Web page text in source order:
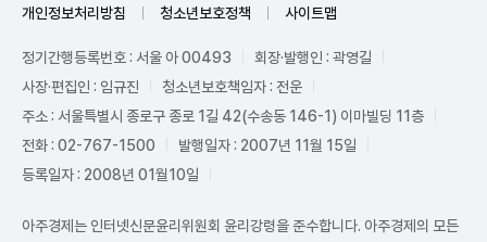
개인정보처리방침 청소년보호정책 사이트맵
정기간행등록번호 : 서울 아 00493
회장·발행인 : 곽영길
사장·편집인 : 임규진
청소년보호책임자 : 전운
주소 : 서울특별시 종로구 종로 1길 42(수송동 146-1) 이마빌딩 11층
전화 : 02-767-1500
발행일자 : 2007년 11월 15일
등록일자 : 2008년 01월10일
아주경제는 인터넷신문윤리위원회 윤리강령을 준수합니다. 아주경제의 모든